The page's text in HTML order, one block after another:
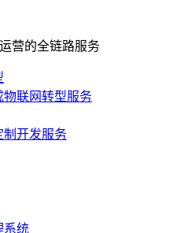
营的全链路服务
物联网转型服务
制开发服务
系统